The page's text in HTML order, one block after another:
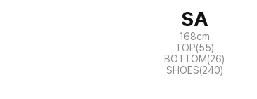
SA
168cm
TOP(55)
BOTTOM(26)
SHOES(240)